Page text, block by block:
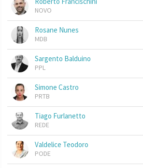
NOVO
Rosane Nunes
MDB
Sargento Balduino
PPL
Simone Castro
PRTB
Tiago Furlanetto
REDE
Valdelice Teodoro
PODE